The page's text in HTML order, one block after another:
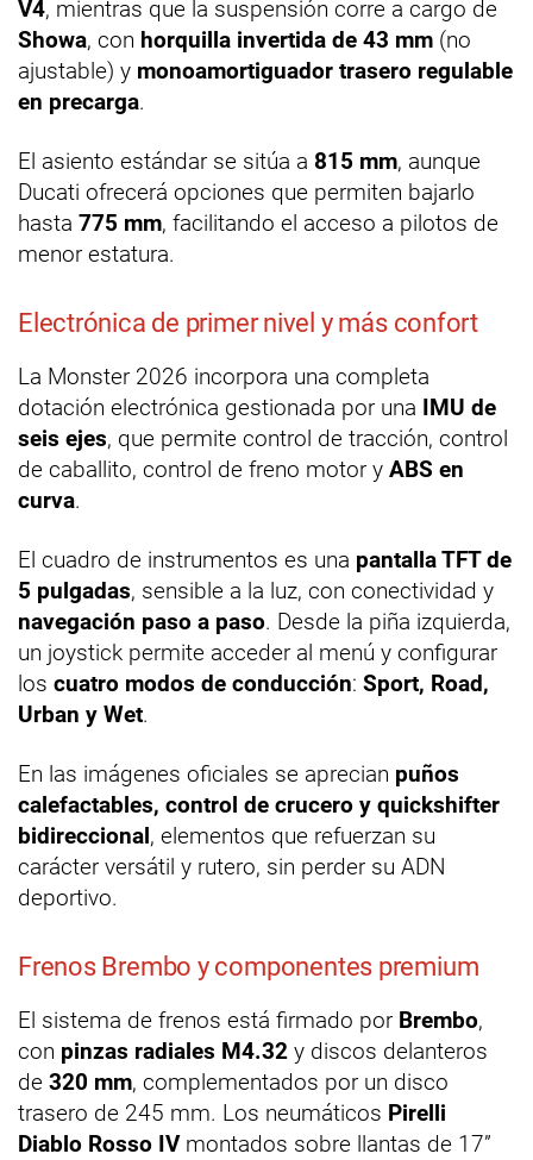
V4, mientras que la suspensión corre a cargo de
Showa, con horquilla invertida de 43 mm (no
ajustable) y monoamortiguador trasero regulable
en precarga.
El asiento estándar se sitúa a 815 mm, aunque
Ducati ofrecerá opciones que permiten bajarlo
hasta 775 mm, facilitando el acceso a pilotos de
menor estatura.
Electrónica de primer nivel y más confort
La Monster 2026 incorpora una completa
dotación electrónica gestionada por una IMU de
seis ejes, que permite control de tracción, control
de caballito, control de freno motor y ABS en
curva.
El cuadro de instrumentos es una pantalla TFT de
5 pulgadas, sensible a la luz, con conectividad y
navegación paso a paso. Desde la piña izquierda,
un joystick permite acceder al menú y configurar
los cuatro modos de conducción: Sport, Road,
Urban y Wet.
En las imágenes oficiales se aprecian puños
calefactables, control de crucero y quickshifter
bidireccional, elementos que refuerzan su
carácter versátil y rutero, sin perder su ADN
deportivo.
Frenos Brembo y componentes premium
El sistema de frenos está firmado por Brembo,
con pinzas radiales M4.32 y discos delanteros
de 320 mm, complementados por un disco
trasero de 245 mm. Los neumáticos Pirelli
Diablo Rosso IVmontados sobre llantas de 17”